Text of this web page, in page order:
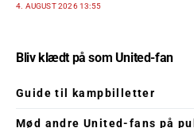
4. AUGUST 2026 13:55
Bliv klædt på som United-fan
Guide til kampbilletter
Mød andre United-fans på